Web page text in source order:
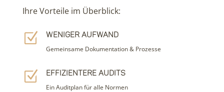
Ihre Vorteile im Überblick:
Z Weniger Aufwand
Gemeinsame Dokumentation & Prozesse
Z Effizientere Audits
Ein Auditplan für alle Normen